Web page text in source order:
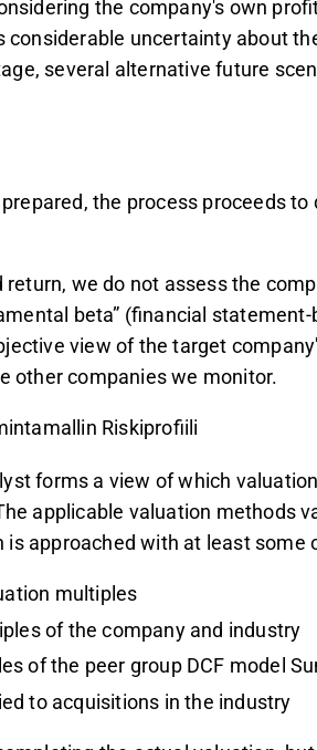
the company's own
considerable uncertainty about
several alternative future
the process proceeds
we do not assess the
beta” (financial
view of the target
other companies we monitor.
forms a view of which
applicable valuation methods
approached with at least some
multiples
of the company and industry
of the peer group DCF model
to acquisitions in the industry